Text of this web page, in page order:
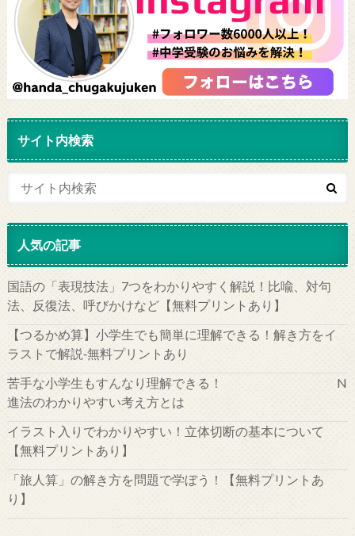
サイト内検索
人気の記事
国語の「表現技法」7つをわかりやすく解説！比喩、対句
法、反復法、呼びかけなど【無料プリントあり】
【つるかめ算】小学生でも簡単に理解できる！解き方をイ
ラストで解説‐無料プリントあり
苦手な小学生もすんなり理解できる！ N
進法のわかりやすい考え方とは
イラスト入りでわかりやすい！立体切断の基本について
【無料プリントあり】
「旅人算」の解き方を問題で学ぼう！【無料プリントあ
り】